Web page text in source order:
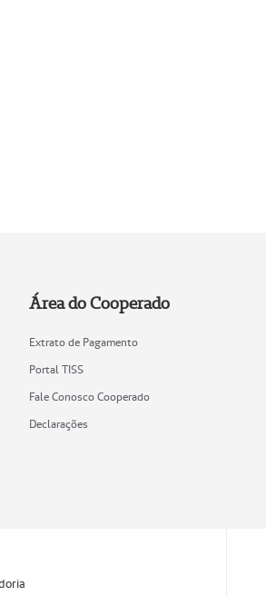
Área do Cooperado
Extrato de Pagamento
Portal TISS
Fale Conosco Cooperado
Declarações